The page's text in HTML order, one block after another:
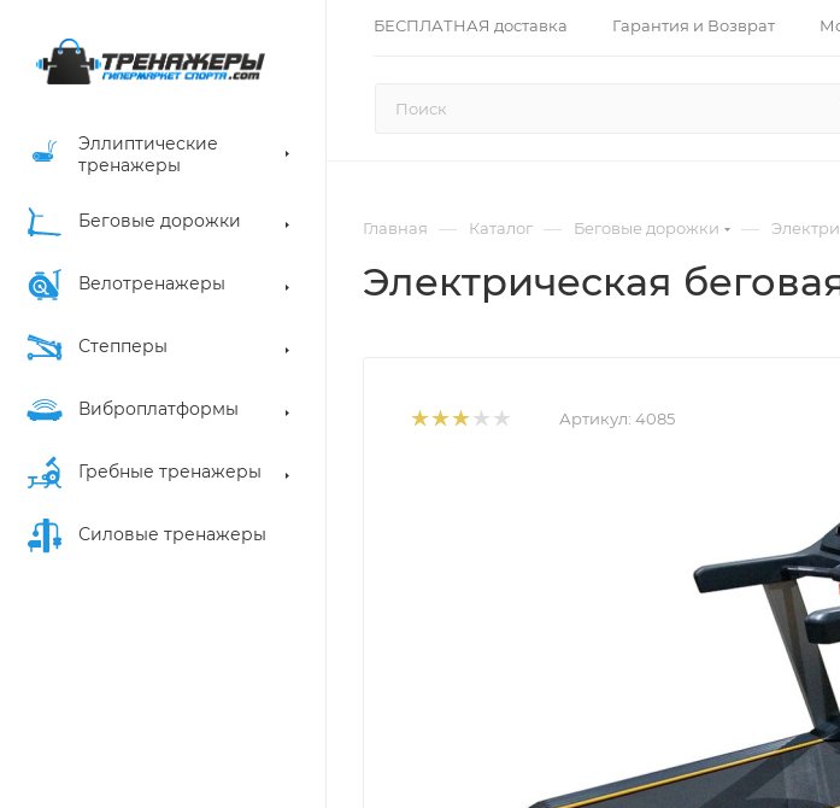
БЕСПЛАТНАЯ доставка Гарантия и Возврат
Эллиптические
тренажеры
Беговые дорожки
Велотренажеры
Степперы
Виброплатформы
Гребные тренажеры
Силовые тренажеры
Главная — Каталог — Беговые дорожки —
Электрическая
Артикул: 4085